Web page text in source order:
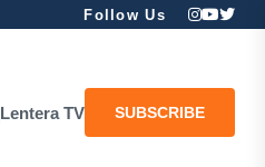
Follow Us
Lentera TV SUBSCRIBE